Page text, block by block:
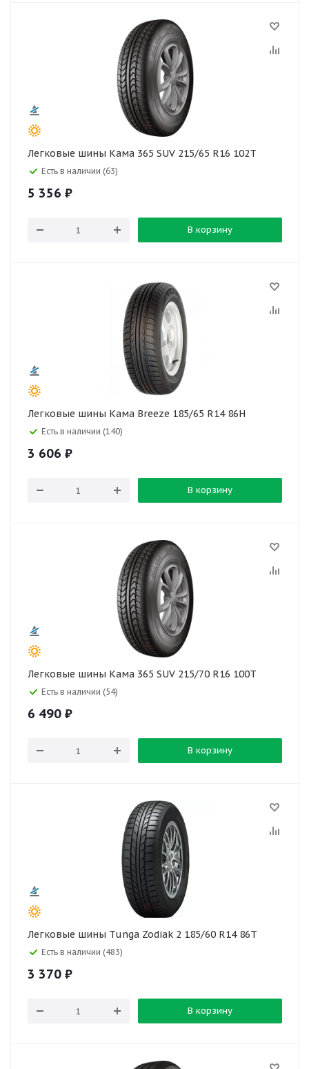
Легковые шины Кама 365 SUV 215/65 R16 102T
Есть в наличии (63)
5 356 ₽
В корзину
Легковые шины Кама Breeze 185/65 R14 86H
Есть в наличии (140)
3 606 ₽
В корзину
Легковые шины Кама 365 SUV 215/70 R16 100T
Есть в наличии (54)
6 490 ₽
В корзину
Легковые шины Tunga Zodiak 2 185/60 R14 86T
Есть в наличии (483)
3 370 ₽
В корзину